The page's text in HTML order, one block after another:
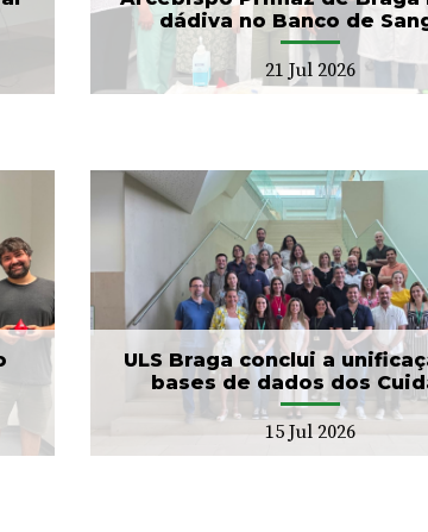
dádiva no Banco de
21 Jul 2026
ULS Braga conclui a
bases de dados dos
15 Jul 2026